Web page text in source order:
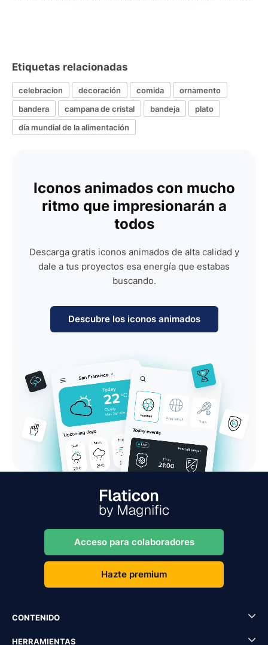
Etiquetas relacionadas
celebracion decoración comida
ornamento
bandera
campana de cristal bandeja
plato
día mundial de la alimentación
Iconos animados con mucho
ritmo que impresionarán a
todos
Descarga gratis iconos animados de alta calidad y
dale a tus proyectos esa energía que estabas
buscando.
Descubre los iconos animados
Acceso para colaboradores
Hazte premium
CONTENIDO
HERRAMIENTAS